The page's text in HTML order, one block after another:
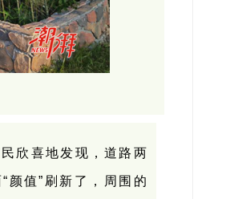
欣喜地发现，道路两
颜值”刷新了，周围的